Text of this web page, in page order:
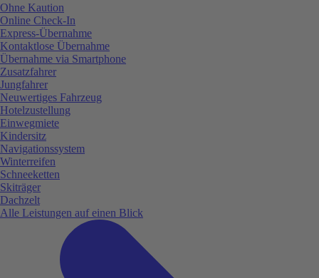
Ohne Kaution
Online Check-In
Express-Übernahme
Kontaktlose Übernahme
Übernahme via Smartphone
Zusatzfahrer
Jungfahrer
Neuwertiges Fahrzeug
Hotelzustellung
Einwegmiete
Kindersitz
Navigationssystem
Winterreifen
Schneeketten
Skiträger
Dachzelt
Alle Leistungen auf einen Blick